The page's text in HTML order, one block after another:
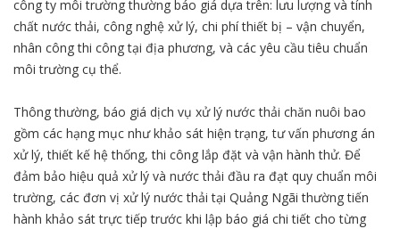
công ty môi trường thường báo giá dựa trên: lưu lượng và tính
chất nước thải, công nghệ xử lý, chi phí thiết bị – vận chuyển,
nhân công thi công tại địa phương, và các yêu cầu tiêu chuẩn
môi trường cụ thể.
Thông thường, báo giá dịch vụ xử lý nước thải chăn nuôi bao
gồm các hạng mục như khảo sát hiện trạng, tư vấn phương án
xử lý, thiết kế hệ thống, thi công lắp đặt và vận hành thử. Để
đảm bảo hiệu quả xử lý và nước thải đầu ra đạt quy chuẩn môi
trường, các đơn vị xử lý nước thải tại Quảng Ngãi thường tiến
hành khảo sát trực tiếp trước khi lập báo giá chi tiết cho từng